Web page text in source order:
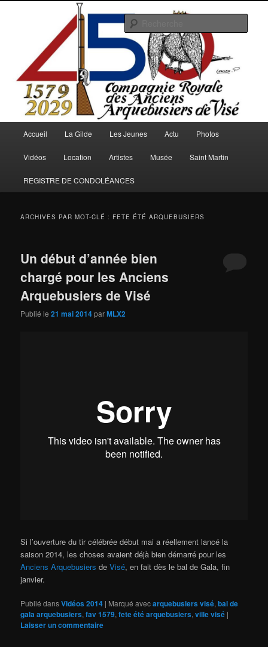
Arquebusiers.eu
Accueil La Gilde Les Jeunes Actu Photos
Vidéos Location Artistes Musée Saint Martin
REGISTRE DE CONDOLÉANCES
ARCHIVES PAR MOT-CLÉ : FETE ÉTÉ ARQUEBUSIERS
Un début d’année bien
chargé pour les Anciens
Arquebusiers de Visé
Publié le21 mai 2014parMLX2
Si l’ouverture du tir célébrée début mai a réellement lancé la
saison 2014, les choses avaient déjà bien démarré pour les
Anciens Arquebusiers deVisé, en fait dès le bal de Gala, fin
janvier.
Publié dansVidéos 2014 | Marqué avecarquebusiers visé,bal de
gala arquebusiers,fav 1579,fete été arquebusiers,ville visé |
Laisser un commentaire